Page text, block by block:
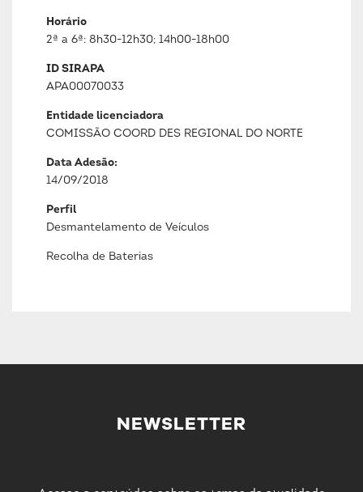
Horário
2ª a 6ª: 8h30-12h30; 14h00-18h00
ID SIRAPA
APA00070033
Entidade licenciadora
COMISSÃO COORD DES REGIONAL DO NORTE
Data Adesão:
14/09/2018
Perfil
Desmantelamento de Veículos
Recolha de Baterias
NEWSLETTER